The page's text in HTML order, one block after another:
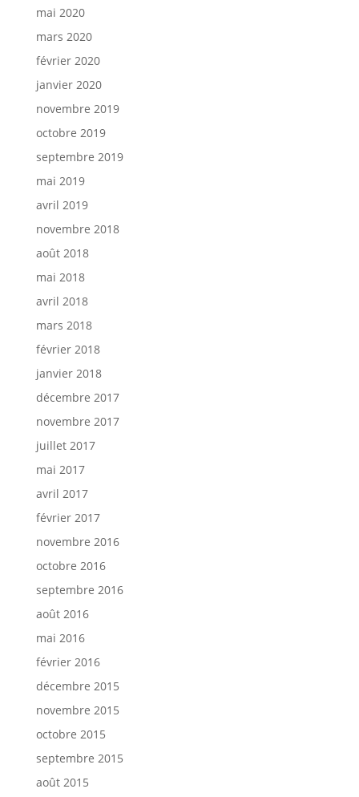
mai 2020
mars 2020
février 2020
janvier 2020
novembre 2019
octobre 2019
septembre 2019
mai 2019
avril 2019
novembre 2018
août 2018
mai 2018
avril 2018
mars 2018
février 2018
janvier 2018
décembre 2017
novembre 2017
juillet 2017
mai 2017
avril 2017
février 2017
novembre 2016
octobre 2016
septembre 2016
août 2016
mai 2016
février 2016
décembre 2015
novembre 2015
octobre 2015
septembre 2015
août 2015